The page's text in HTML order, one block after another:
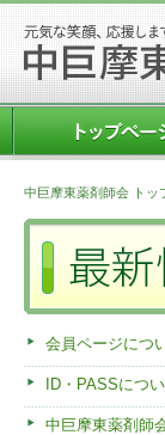
中巨摩東薬剤師会 トッ
会員ページにつ
ID・PASSにつ
中巨摩東薬剤師